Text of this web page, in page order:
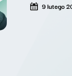
9 lutego